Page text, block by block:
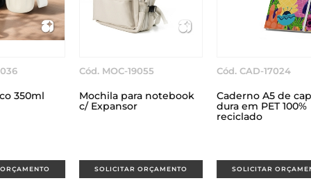
Cód. TER-30037
Sacola TNT Metalizado
SOLICITAR ORÇAMENTO
Cód. TER-29014
Bolsa Térmica 6L
SOLICITAR ORÇAMENTO